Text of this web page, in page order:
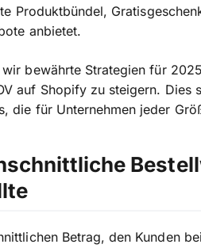
Produktbündel,
anbietet.
bewährte Strategien für
auf Shopify zu steigern. Dies
die für Unternehmen jeder
Betrag, den Kunden